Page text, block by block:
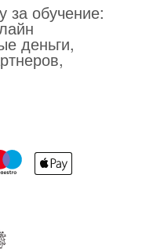
обучение:
деньги,